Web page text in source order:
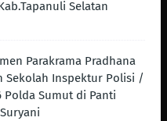
Selatan
Parakrama Pradhana
Sekolah Inspektur Polisi /
Polda Sumut di Panti